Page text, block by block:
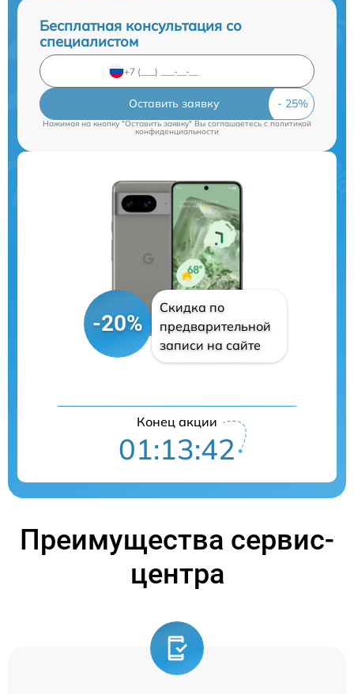
Бесплатная консультация со
специалистом
Оставить заявку
Нажимая на кнопку "Оставить заявку" Вы соглашаетесь c политикой
конфиденциальности
-20%
Скидка по
предварительной
записи на сайте
Конец акции
01:13:41
Преимущества сервис-
центра